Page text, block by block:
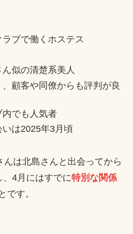
ブで働くホステス
似の清楚系美人
顧客や同僚からも評判が良
でも人気者
は2025年3月頃
は北島さんと出会ってから
4月にはすでに特別な関係
です。